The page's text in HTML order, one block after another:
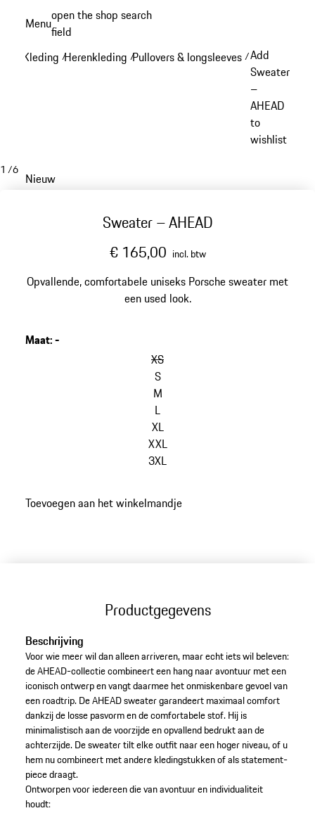
hoofdinhoud
Menuopen the shop search
field
Kleding /Herenkleding /Pullovers & longsleeves /Add
Sweater
–
AHEAD
to
wishlist
1 /6
Nieuw
Sweater – AHEAD
€ 165,00 incl. btw
Opvallende, comfortabele uniseks Porsche sweater met
een used look.
Maat:-
XS
S
M
L
XL
XXL
3XL
terug
Toevoegen aan het winkelmandje
Productgegevens
Beschrijving
Voor wie meer wil dan alleen arriveren, maar echt iets wil beleven:
de AHEAD-collectie combineert een hang naar avontuur met een
iconisch ontwerp en vangt daarmee het onmiskenbare gevoel van
een roadtrip. De AHEAD sweater garandeert maximaal comfort
dankzij de losse pasvorm en de comfortabele stof. Hij is
minimalistisch aan de voorzijde en opvallend bedrukt aan de
achterzijde. De sweater tilt elke outfit naar een hoger niveau, of u
hem nu combineert met andere kledingstukken of als statement-
piece draagt.
Ontworpen voor iedereen die van avontuur en individualiteit
houdt: